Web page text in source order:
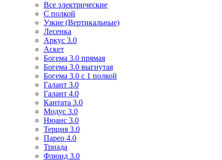
Все электрические
С полкой
Узкие (Вертикальные)
Лесенка
Аркус 3.0
Аскет
Богема 3.0 прямая
Богема 3.0 выгнутая
Богема 3.0 с 1 полкой
Галант 3.0
Галант 4.0
Кантата 3.0
Модус 3.0
Нюанс 3.0
Терция 3.0
Парео 4.0
Триада
Флюид 3.0